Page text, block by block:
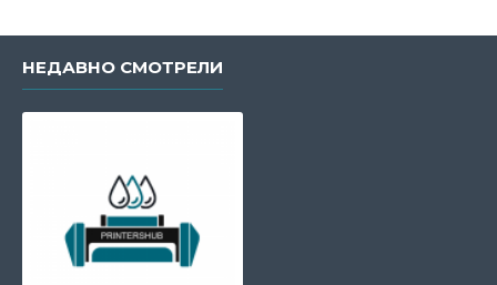
НЕДАВНО СМОТРЕЛИ